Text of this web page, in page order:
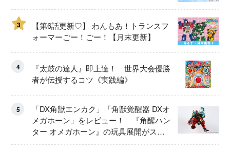
3
【第6話更新♡】 わんもあ！トランスフ
ォーマーごー！ごー！【月末更新】
4
『太鼓の達人』即上達！ 世界大会優勝
者が伝授するコツ《実践編》
5
「DX角獣エンカク」「角獣覚醒器 DXオ
メガホーン」をレビュー！ 『角醒ハン
ター オメガホーン』の玩具展開がスタ
ート！